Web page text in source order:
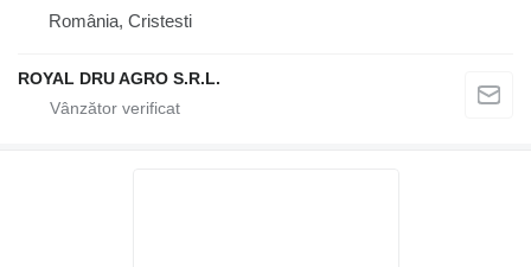
România, Cristesti
ROYAL DRU AGRO S.R.L.